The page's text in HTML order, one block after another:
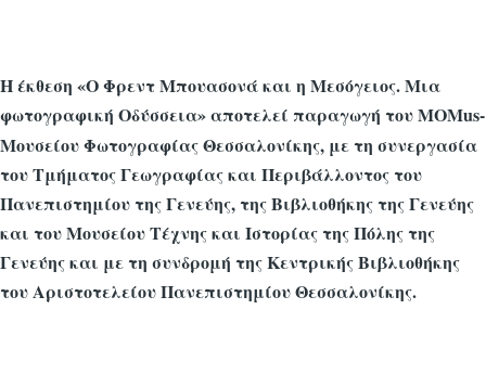
Η έκθεση «Ο Φρεντ Μπουασονά και η Μεσόγειος. Μια
φωτογραφική Οδύσσεια»αποτελεί παραγωγή του MOMus-
Μουσείου Φωτογραφίας Θεσσαλονίκης, με τη συνεργασία
του Τμήματος Γεωγραφίας και Περιβάλλοντος του
Πανεπιστημίου της Γενεύης, της Βιβλιοθήκης της Γενεύης
και του Μουσείου Τέχνης και Ιστορίας της Πόλης της
Γενεύης και με τη συνδρομή της Κεντρικής Βιβλιοθήκης
του Αριστοτελείου Πανεπιστημίου Θεσσαλονίκης.